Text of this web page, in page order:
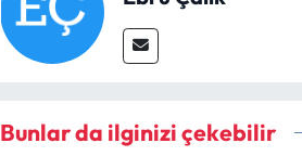
Bunlar da ilginizi çekebilir